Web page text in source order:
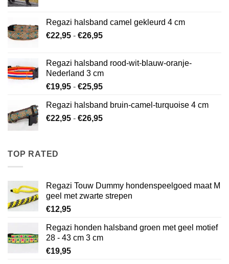
€23,09
Regazi halsband camel gekleurd 4 cm
€22,95 - €26,95Prijsklasse:
€26,95
Regazi halsband rood-wit-blauw-oranje-
Nederland 3 cm
€19,95 - €25,95Prijsklasse:
tot
€25,95
Regazi halsband bruin-camel-turquoise 4 cm
€22,95 - €26,95Prijsklasse:
TOP RATED
Regazi Touw Dummy hondenspeelgoed maat M
geel met zwarte strepen
€12,95
Regazi honden halsband groen met geel motief
28 - 43 cm 3 cm
€19,95